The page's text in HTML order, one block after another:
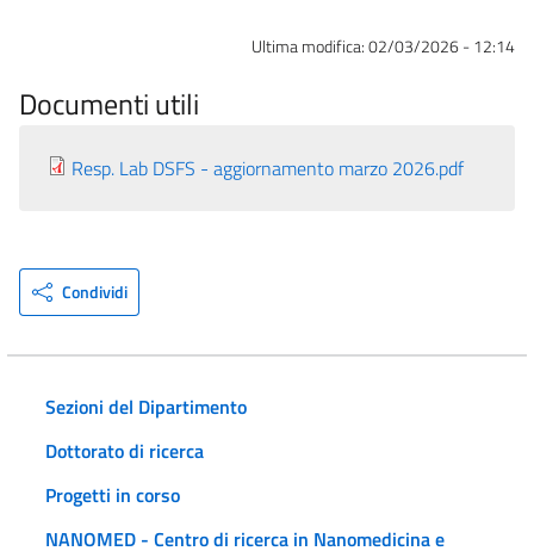
Ultima modifica:02/03/2026 - 12:14
Documenti utili
Resp. Lab DSFS - aggiornamento marzo 2026.pdf
Condividi
Sezioni del Dipartimento
Dottorato di ricerca
Progetti in corso
NANOMED - Centro di ricerca in Nanomedicina e